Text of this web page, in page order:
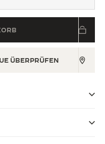
ÜBERPRÜFEN